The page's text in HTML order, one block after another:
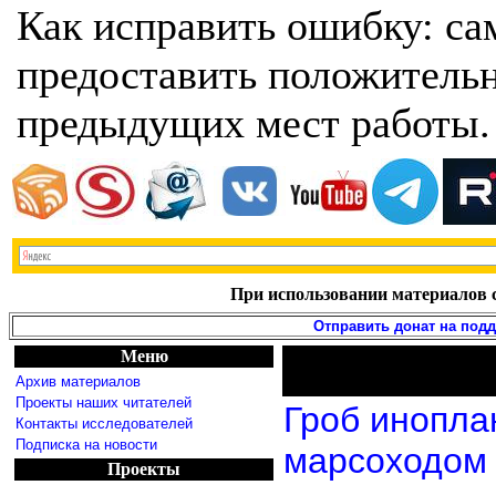
Как исправить ошибку:
предоставить
предыдущих мест работы.
При использовании материалов
Отправить донат на
Меню
Архив материалов
Проекты наших читателей
Контакты исследователей
Подписка на новости
Проекты
Гроб
марсоходом